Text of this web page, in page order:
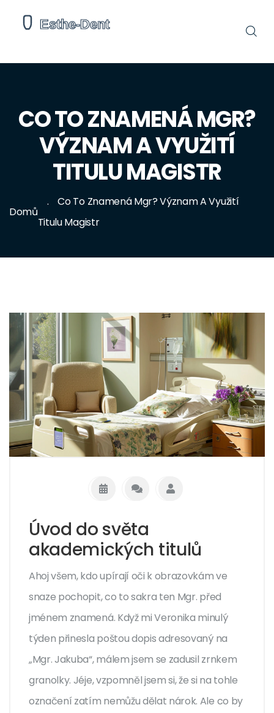
CO TO ZNAMENÁ MGR?
VÝZNAM A VYUŽITÍ
TITULU MAGISTR
Domů
Co To Znamená Mgr? Význam A Využití
Titulu Magistr
Úvod do světa
akademických titulů
Ahoj všem, kdo upírají oči k obrazovkám ve
snaze pochopit, co to sakra ten Mgr. před
jménem znamená. Když mi Veronika minulý
týden přinesla poštou dopis adresovaný na
„Mgr. Jakuba“, málem jsem se zadusil zrnkem
granolky. Jéje, vzpomněl jsem si, že si na tohle
označení zatím nemůžu dělat nárok. Ale co by